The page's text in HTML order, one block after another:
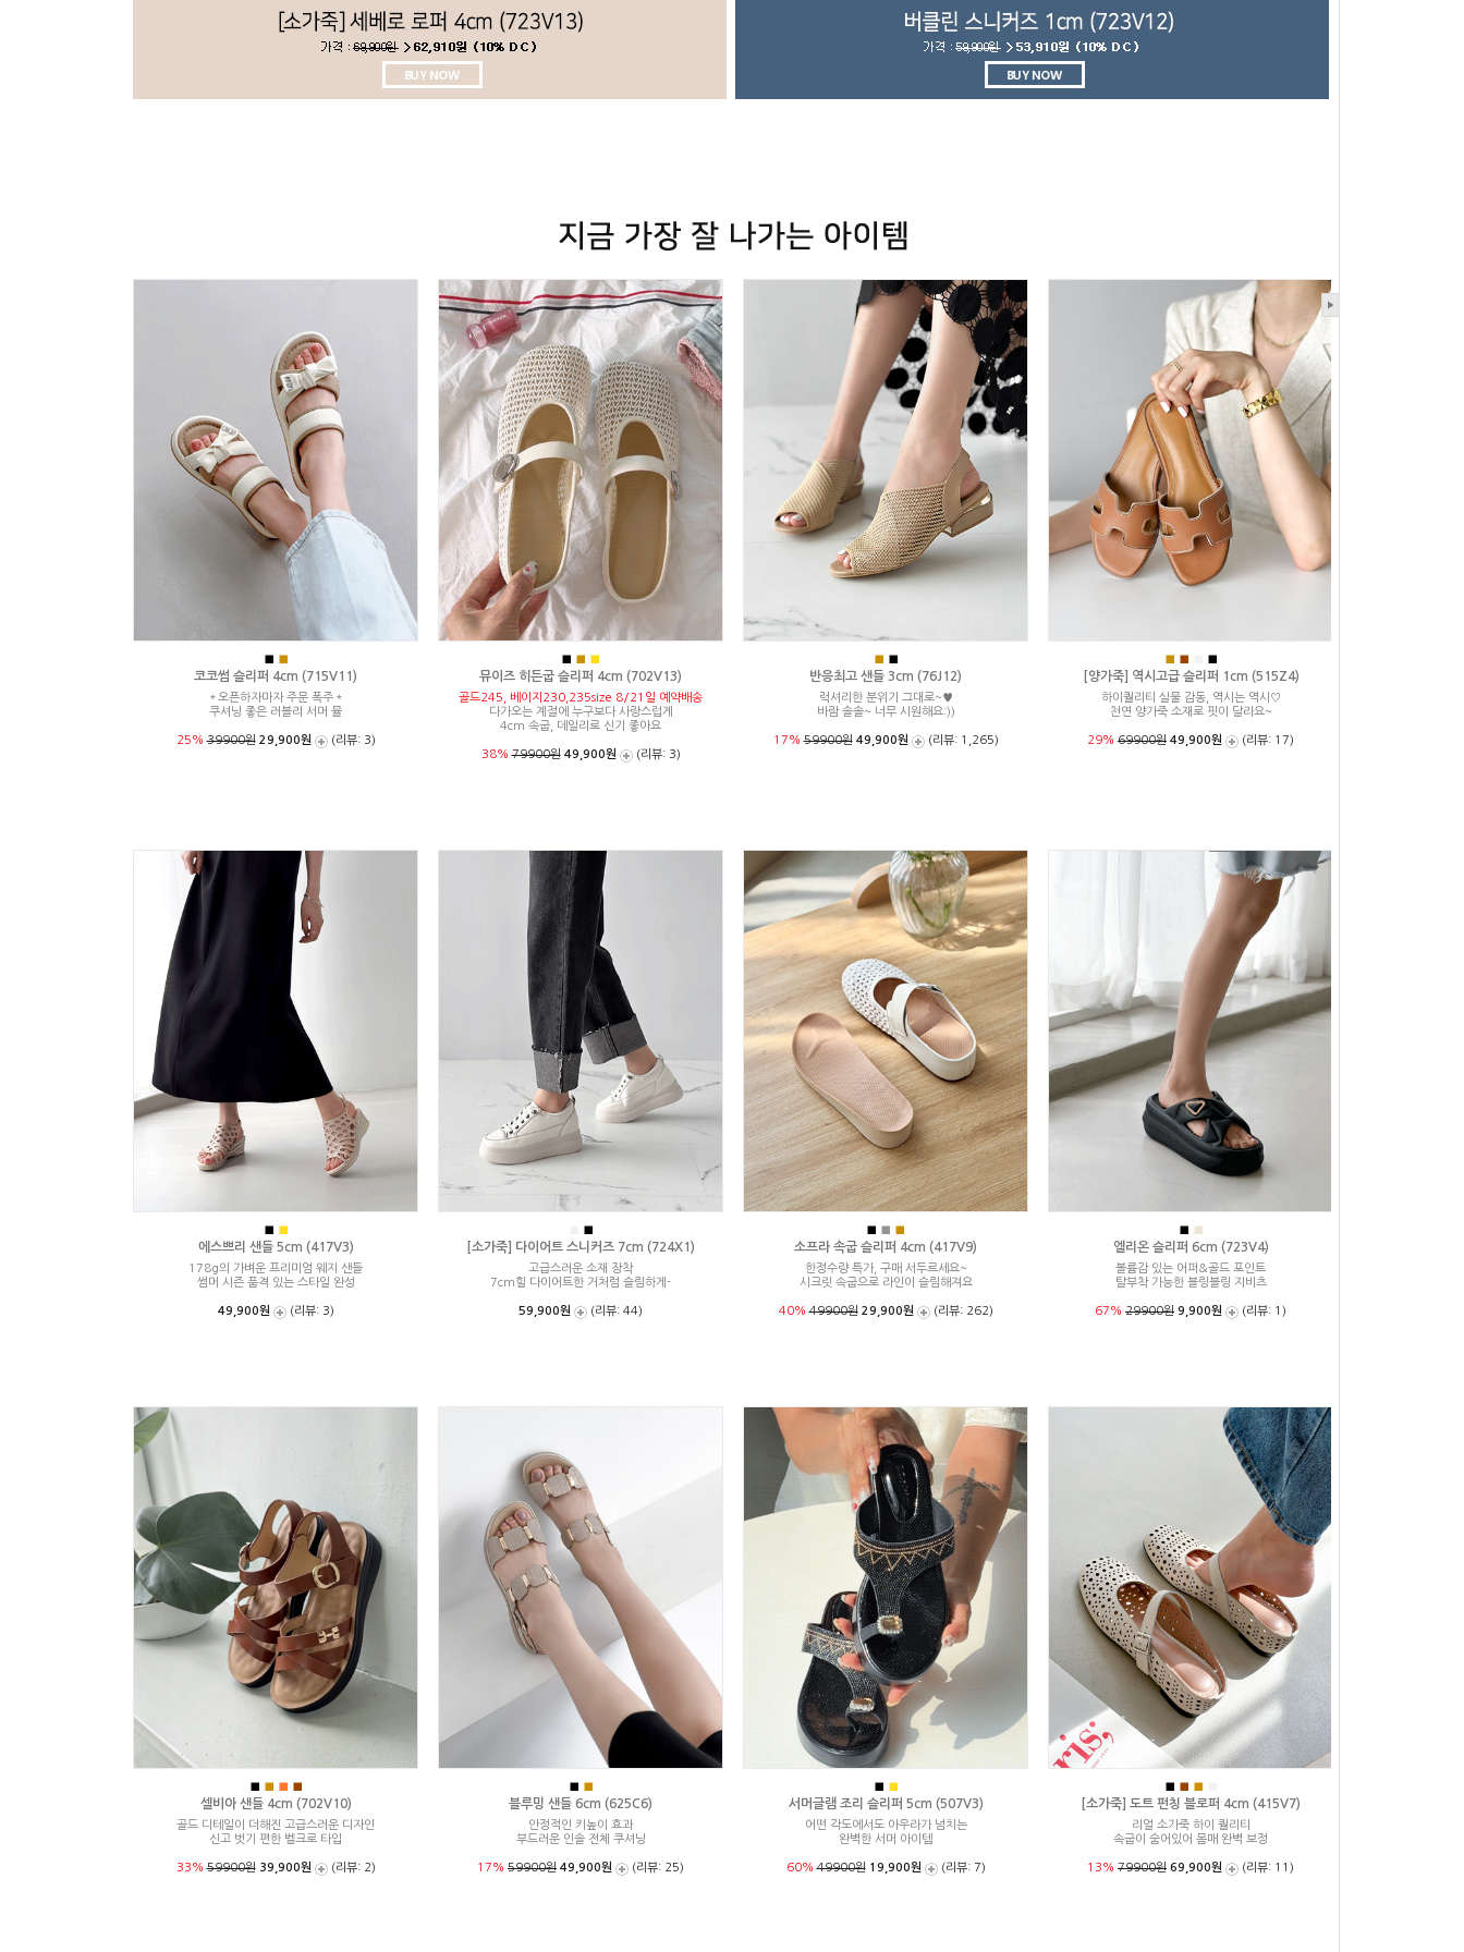
■ ■
코코썸 슬리퍼 4cm (715V11)
＊오픈하자마자 주문 폭주＊
쿠셔닝 좋은 러블리 서머 뮬
25%39900원 29,900원 (리뷰: 3)
■ ■ ■
뮤이즈 히든굽 슬리퍼 4cm (702V13)
골드245, 베이지230,235size 8/21일 예약배송
다가오는 계절에 누구보다 사랑스럽게
4cm 속굽, 데일리로 신기 좋아요
38%79900원 49,900원 (리뷰: 3)
■ ■
반응최고 샌들 3cm (76J12)
럭셔리한 분위기 그대로~♥
바람 솔솔~ 너무 시원해요:))
17%59900원 49,900원 (리뷰: 1,265)
■ ■ ■
[양가죽] 역시고급 슬리퍼 1cm (515Z4)
하이퀄리티 실물 감동, 역시는 역시♡
천연 양가죽 소재로 핏이 달라요~
29% 69900원 49,900원 (리뷰: 17)
■ ■
에스쁘리 샌들 5cm (417V3)
178g의 가벼운 프리미엄 웨지 샌들
썸머 시즌 품격 있는 스타일 완성
49,900원 (리뷰: 3)
■
[소가죽] 다이어트 스니커즈 7cm (724X1)
고급스러운 소재 장착
7cm힐 다이어트한 거처럼 슬림하게-
59,900원 (리뷰: 44)
■ ■ ■
소프라 속굽 슬리퍼 4cm (417V9)
한정수량 특가, 구매 서두르세요~
시크릿 속굽으로 라인이 슬림해져요
40%49900원 29,900원 (리뷰: 262)
■
엘리온 슬리퍼 6cm (723V4)
볼륨감 있는 어퍼&골드 포인트
탈부착 가능한 블링블링 지비츠
67% 29900원 9,900원 (리뷰: 1)
■ ■ ■ ■
셀비아 샌들 4cm (702V10)
골드 디테일이 더해진 고급스러운 디자인
신고 벗기 편한 벨크로 타입
33%59900원 39,900원 (리뷰: 2)
■ ■
블루밍 샌들 6cm (625C6)
안정적인 키높이 효과
부드러운 인솔 전체 쿠셔닝
17% 59900원 49,900원 (리뷰: 25)
■ ■
서머글램 조리 슬리퍼 5cm (507V3)
어떤 각도에서도 아우라가 넘치는
완벽한 서머 아이템
60%49900원 19,900원 (리뷰: 7)
■ ■ ■
[소가죽] 도트 펀칭 블로퍼 4cm (415V7)
리얼 소가죽 하이 퀄리티
속굽이 숨어있어 몸매 완벽 보정
13% 79900원 69,900원 (리뷰: 11)